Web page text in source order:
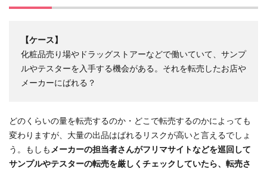
【ケース】
化粧品売り場やドラッグストアーなどで働いていて、サンプ
ルやテスターを入手する機会がある。それを転売したお店や
メーカーにばれる？
どのくらいの量を転売するのか・どこで転売するのかによっても
変わりますが、大量の出品はばれるリスクが高いと言えるでしょ
う。もしも メーカーの担当者さんがフリマサイトなどを巡回して
サンプルやテスターの転売を厳しくチェックしていたら、転売さ